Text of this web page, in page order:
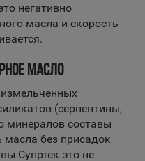
негативно
масла и скорость
МАСЛО
(серпентины,
минералов составы
масла без присадок
Супртек это не